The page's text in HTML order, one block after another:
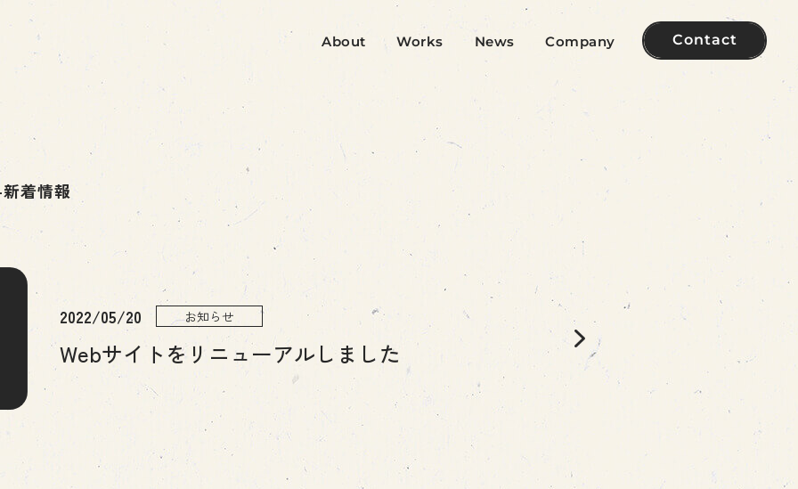
About Works News Company Contact
着情報
2022/05/20 お知らせ
Webサイトをリニューアルしました